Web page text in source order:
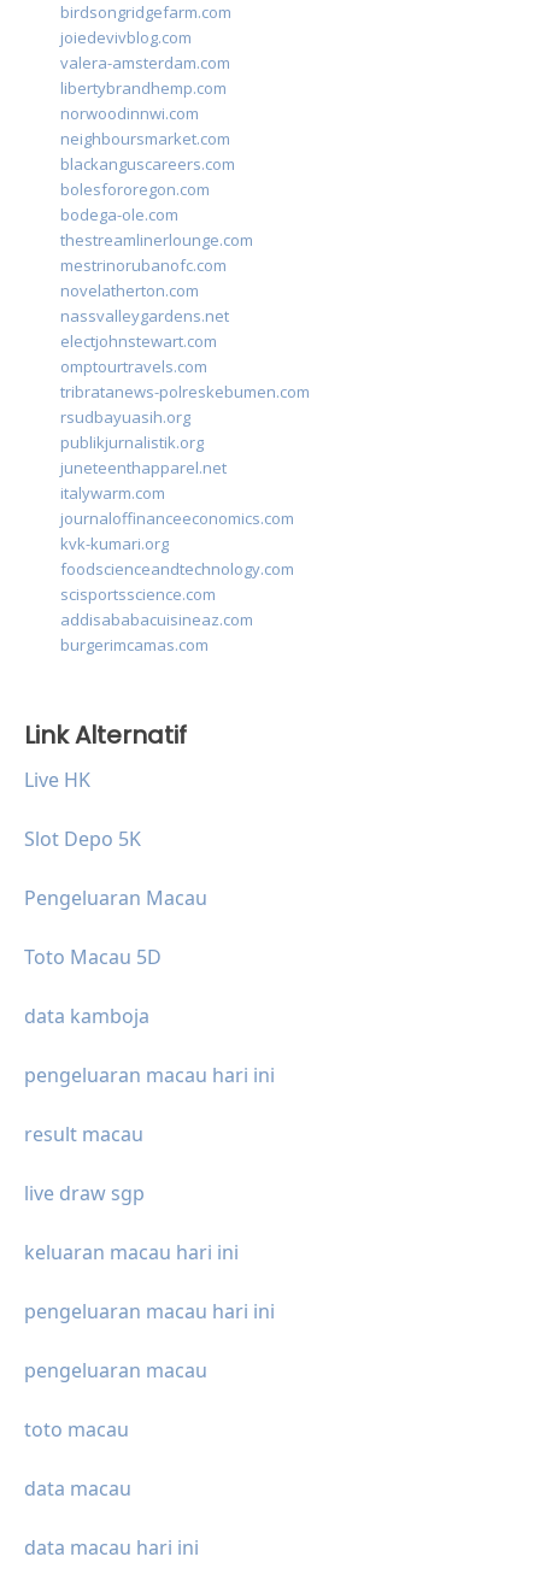
birdsongridgefarm.com
joiedevivblog.com
valera-amsterdam.com
libertybrandhemp.com
norwoodinnwi.com
neighboursmarket.com
blackanguscareers.com
bolesfororegon.com
bodega-ole.com
thestreamlinerlounge.com
mestrinorubanofc.com
novelatherton.com
nassvalleygardens.net
electjohnstewart.com
omptourtravels.com
tribratanews-polreskebumen.com
rsudbayuasih.org
publikjurnalistik.org
juneteenthapparel.net
italywarm.com
journaloffinanceeconomics.com
kvk-kumari.org
foodscienceandtechnology.com
scisportsscience.com
addisababacuisineaz.com
burgerimcamas.com
Link Alternatif
Live HK
Slot Depo 5K
Pengeluaran Macau
Toto Macau 5D
data kamboja
pengeluaran macau hari ini
result macau
live draw sgp
keluaran macau hari ini
pengeluaran macau hari ini
pengeluaran macau
toto macau
data macau
data macau hari ini